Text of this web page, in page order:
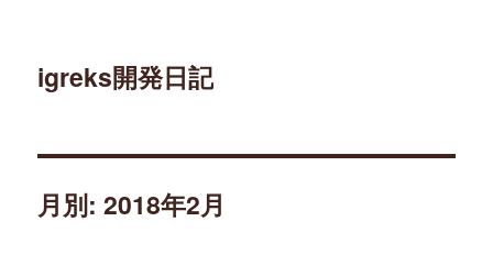
igreks開発日記
月別: 2018年2月